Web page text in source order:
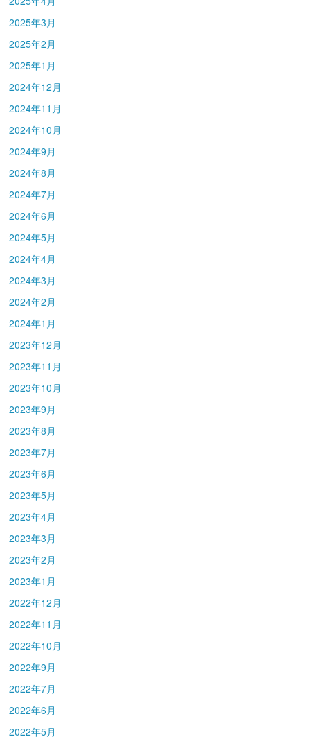
2025年3月
2025年2月
2025年1月
2024年12月
2024年11月
2024年10月
2024年9月
2024年8月
2024年7月
2024年6月
2024年5月
2024年4月
2024年3月
2024年2月
2024年1月
2023年12月
2023年11月
2023年10月
2023年9月
2023年8月
2023年7月
2023年6月
2023年5月
2023年4月
2023年3月
2023年2月
2023年1月
2022年12月
2022年11月
2022年10月
2022年9月
2022年7月
2022年6月
2022年5月